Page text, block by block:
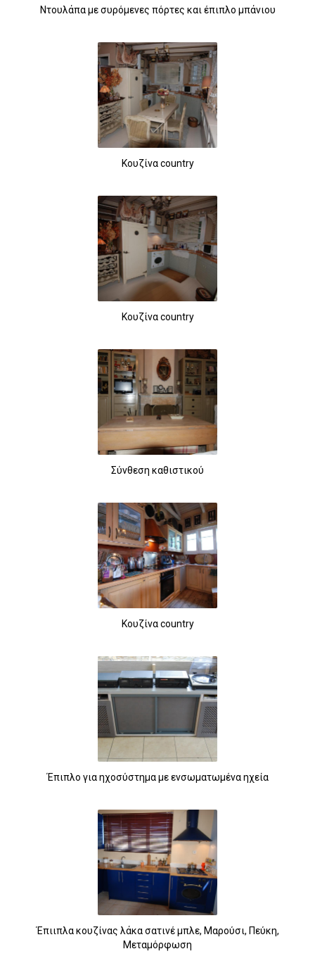
Ντουλάπα με συρόμενες πόρτες και έπιπλο μπάνιου
Κουζίνα country
Κουζίνα country
Σύνθεση καθιστικού
Κουζίνα country
Έπιπλο για ηχοσύστημα με ενσωματωμένα ηχεία
Έπιιπλα κουζίνας λάκα σατινέ μπλε, Μαρούσι, Πεύκη,
Μεταμόρφωση